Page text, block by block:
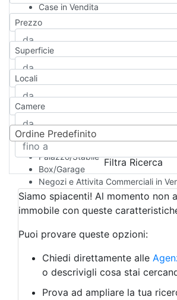
Case in Vendita
Qualsiasi
Appartamento
Casa indipendente
Casa Semi-indipendente
Attico/Mansarda
Rustico/Casale
Camera d'Albergo
Multiproprietà
Palazzo/Stabile
Box/Garage
Negozi e Attivita Commerciali in
Qualsiasi
Attività/Licenza Commerciale
Azienda Agricola
Bar/Ristorante
Albergo
Laboratorio Artigianale
Negozio/locale commerciale
Agriturismo
Prezzo
Superficie
Locali
Camere
Ordine Predefinito
Filtra Ricerca
Siamo spiacenti! Al momento non
immobile con queste
Puoi provare queste opzioni:
Chiedi direttamente alle
o descrivigli cosa stai
Prova ad ampliare la tua